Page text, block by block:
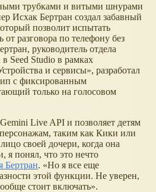
трубками и витыми шнурами
Исхак Бертран создал забавный
позволит испытать
от разговора по телефону без
руководитель отдела
Seed Studio в рамках
и сервисы , разработал
с фиксированным
только на голосовом
Live API и позволяет детям
таким как Кики или
своей дочери, когда она
я понял, что это нечто
Бертран.
Но я все еще
этой функции. Не уверен,
стоит включать .